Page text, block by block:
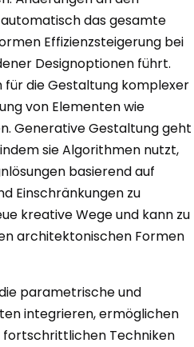
das gesamte
Effizienzsteigerung bei
Designoptionen führt.
für die Gestaltung komplexer
von Elementen wie
Generative Gestaltung geht
sie Algorithmen nutzt,
basierend auf
Einschränkungen zu
kreative Wege und kann zu
architektonischen Formen
parametrische und
integrieren, ermöglichen
fortschrittlichen Techniken